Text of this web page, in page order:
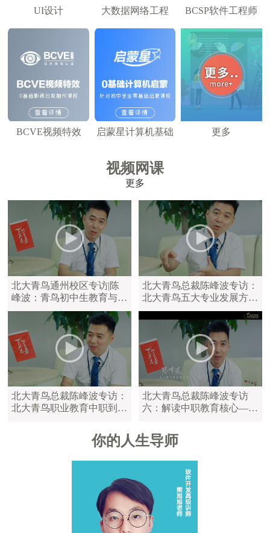
UI设计 大数据网络工程 BCSP软件工程师
BCVE视频特效 启蒙星计算机基础 更多
视频网课
更多
北大青鸟通州校区专访|陈
峰波：青鸟初中生教育与中
职教育区别
北大青鸟总裁陈峰波专访：
北大青鸟五大专业发展方
向，满足学员不同学习需求
北大青鸟总裁陈峰波专访：
北大青鸟职业教育中职到大
北大青鸟总裁陈峰波专访
六：解读中职教育核心——
你的人生导师